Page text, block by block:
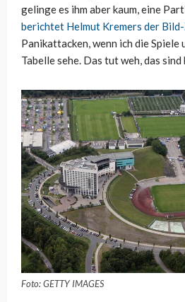
gelinge es ihm aber kaum, eine
berichtet Helmut Kremers der
Panikattacken, wenn ich die Spiele
Tabelle sehe. Das tut weh, das
Foto: GETTY IMAGES